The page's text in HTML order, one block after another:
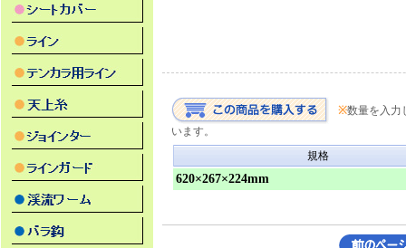
※数量を入力
います。
規格
620×267×224mm